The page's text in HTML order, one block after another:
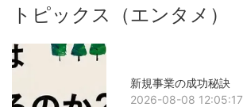
トピックス（エンタメ）
新規事業の成功秘訣
2026-08-08 12:05:17